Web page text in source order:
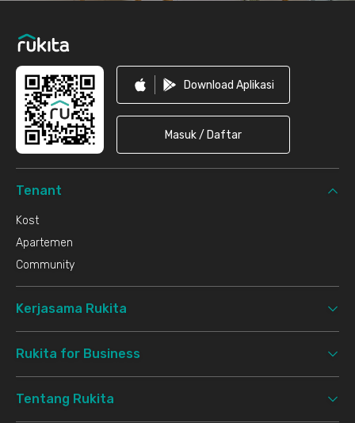
Download Aplikasi
Masuk / Daftar
Tenant
Kost
Apartemen
Community
Kerjasama Rukita
Rukita for Business
Tentang Rukita